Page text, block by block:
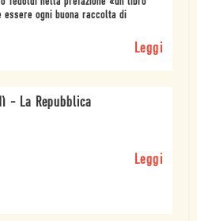
essere ogni buona raccolta di
Leggi
- La Repubblica
Leggi